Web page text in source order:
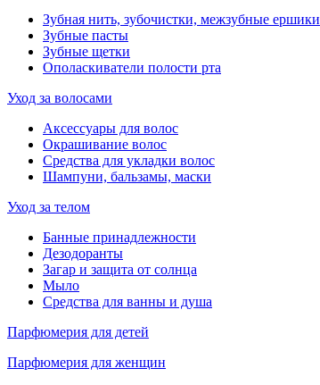
Зубная нить, зубочистки, межзубные ершики
Зубные пасты
Зубные щетки
Ополаскиватели полости рта
Уход за волосами
Аксессуары для волос
Окрашивание волос
Средства для укладки волос
Шампуни, бальзамы, маски
Уход за телом
Банные принадлежности
Дезодоранты
Загар и защита от солнца
Мыло
Средства для ванны и душа
Парфюмерия для детей
Парфюмерия для женщин